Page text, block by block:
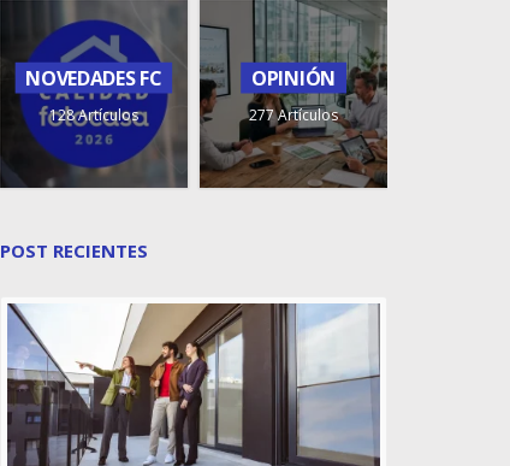
NOVEDADES FC
128 Artículos
OPINIÓN
277 Artículos
POST RECIENTES